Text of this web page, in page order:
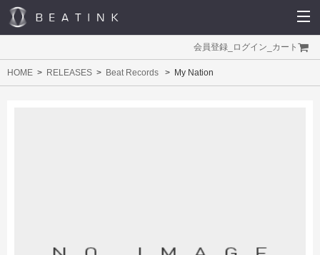
会員登録 ログイン カート
HOME RELEASES Beat Records My Nation